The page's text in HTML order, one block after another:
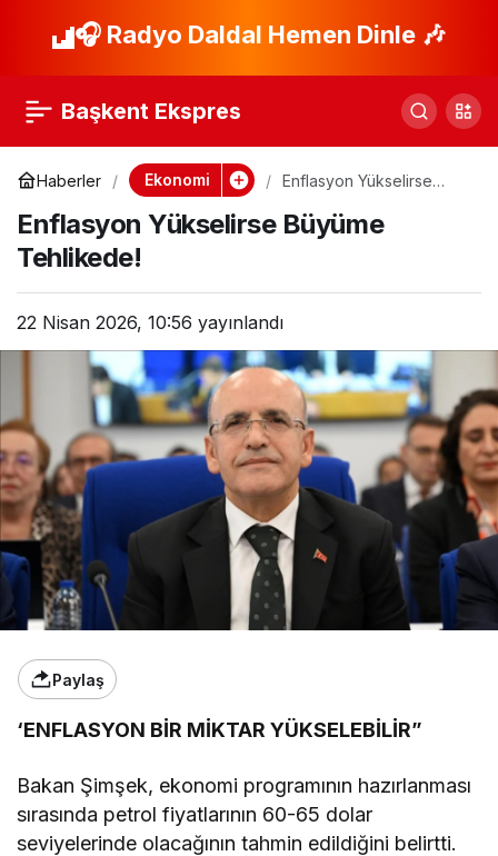
🎧 Radyo Daldal Hemen Dinle 🎶
Başkent Ekspres
Haberler Ekonomi
Enflasyon Yükselirse
Enflasyon Yükselirse Büyüme
Tehlikede!
22 Nisan 2026, 10:56 yayınlandı
Paylaş
‘ENFLASYON BİR MİKTAR YÜKSELEBİLİR”
Bakan Şimşek, ekonomi programının hazırlanması
sırasında petrol fiyatlarının 60-65 dolar
seviyelerinde olacağının tahmin edildiğini belirtti.
Yaşlı Dostu Türkiye
Başlıyor
Paylaş